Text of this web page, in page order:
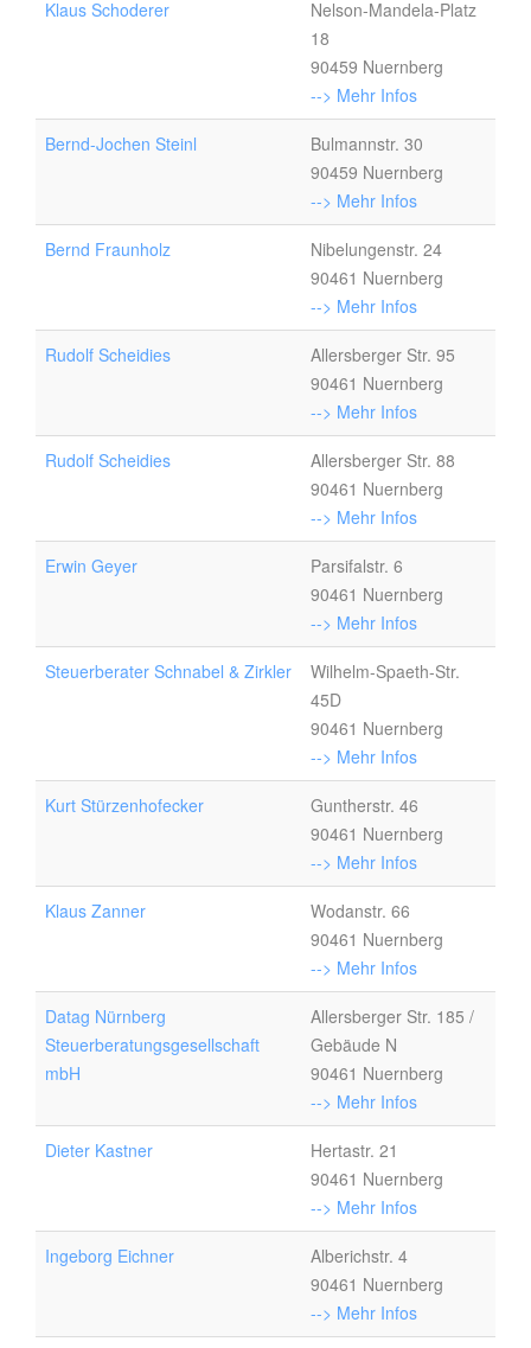
Klaus Schoderer
Nelson-Mandela-Platz
18
90459 Nuernberg
--> Mehr Infos
Bernd-Jochen Steinl
Bulmannstr. 30
90459 Nuernberg
--> Mehr Infos
Bernd Fraunholz
Nibelungenstr. 24
90461 Nuernberg
--> Mehr Infos
Rudolf Scheidies
Allersberger Str. 95
90461 Nuernberg
--> Mehr Infos
Rudolf Scheidies
Allersberger Str. 88
90461 Nuernberg
--> Mehr Infos
Erwin Geyer
Parsifalstr. 6
90461 Nuernberg
--> Mehr Infos
Steuerberater Schnabel & Zirkler
Wilhelm-Spaeth-Str.
45D
90461 Nuernberg
--> Mehr Infos
Kurt Stürzenhofecker
Guntherstr. 46
90461 Nuernberg
--> Mehr Infos
Klaus Zanner
Wodanstr. 66
90461 Nuernberg
--> Mehr Infos
Datag Nürnberg
Steuerberatungsgesellschaft
mbH
Allersberger Str. 185 /
Gebäude N
90461 Nuernberg
--> Mehr Infos
Dieter Kastner
Hertastr. 21
90461 Nuernberg
--> Mehr Infos
Ingeborg Eichner
Alberichstr. 4
90461 Nuernberg
--> Mehr Infos